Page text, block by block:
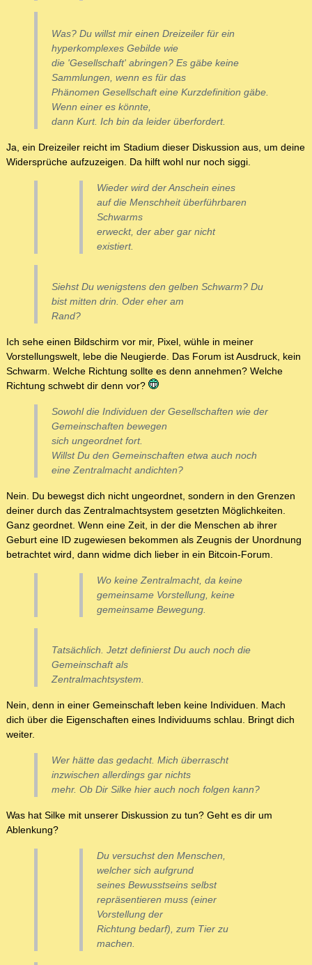
Was? Du willst mir einen Dreizeiler für ein
hyperkomplexes Gebilde wie
die 'Gesellschaft' abringen? Es gäbe keine
Sammlungen, wenn es für das
Phänomen Gesellschaft eine Kurzdefinition gäbe.
Wenn einer es könnte,
dann Kurt. Ich bin da leider überfordert.
Ja, ein Dreizeiler reicht im Stadium dieser Diskussion aus, um deine
Widersprüche aufzuzeigen. Da hilft wohl nur noch siggi.
Wieder wird der Anschein eines
auf die Menschheit überführbaren
Schwarms
erweckt, der aber gar nicht
existiert.
Siehst Du wenigstens den gelben Schwarm? Du
bist mitten drin. Oder eher am
Rand?
Ich sehe einen Bildschirm vor mir, Pixel, wühle in meiner
Vorstellungswelt, lebe die Neugierde. Das Forum ist Ausdruck, kein
Schwarm. Welche Richtung sollte es denn annehmen? Welche
Richtung schwebt dir denn vor?
Sowohl die Individuen der Gesellschaften wie der
Gemeinschaften bewegen
sich ungeordnet fort.
Willst Du den Gemeinschaften etwa auch noch
eine Zentralmacht andichten?
Nein. Du bewegst dich nicht ungeordnet, sondern in den Grenzen
deiner durch das Zentralmachtsystem gesetzten Möglichkeiten.
Ganz geordnet. Wenn eine Zeit, in der die Menschen ab ihrer
Geburt eine ID zugewiesen bekommen als Zeugnis der Unordnung
betrachtet wird, dann widme dich lieber in ein Bitcoin-Forum.
Wo keine Zentralmacht, da keine
gemeinsame Vorstellung, keine
gemeinsame Bewegung.
Tatsächlich. Jetzt definierst Du auch noch die
Gemeinschaft als
Zentralmachtsystem.
Nein, denn in einer Gemeinschaft leben keine Individuen. Mach
dich über die Eigenschaften eines Individuums schlau. Bringt dich
weiter.
Wer hätte das gedacht. Mich überrascht
inzwischen allerdings gar nichts
mehr. Ob Dir Silke hier auch noch folgen kann?
Was hat Silke mit unserer Diskussion zu tun? Geht es dir um
Ablenkung?
Du versuchst den Menschen,
welcher sich aufgrund
seines Bewusstseins selbst
repräsentieren muss (einer
Vorstellung der
Richtung bedarf), zum Tier zu
machen.